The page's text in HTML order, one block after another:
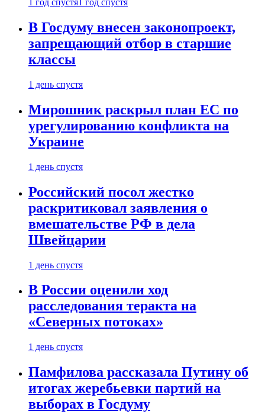
1 год спустя 1 год спустя
В Госдуму внесен законопроект,
запрещающий отбор в старшие
классы
1 день спустя
Мирошник раскрыл план ЕС по
урегулированию конфликта на
Украине
1 день спустя
Российский посол жестко
раскритиковал заявления о
вмешательстве РФ в дела
Швейцарии
1 день спустя
В России оценили ход
расследования теракта на
«Северных потоках»
1 день спустя
Памфилова рассказала Путину об
итогах жеребьевки партий на
выборах в Госдуму